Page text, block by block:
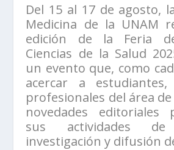
Del 15 al 17 de agosto,
Medicina de la UNAM
edición de la Feria
Ciencias de la Salud
un evento que, como
acercar a estudiantes,
profesionales del área
novedades editoriales
sus actividades de
investigación y difusión